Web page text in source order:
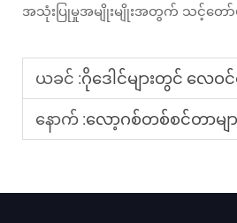
အသုံးပြုမှုအမျိုးမျိုးအတွက် သင့်တေ
ယခင် :ဂိုဒေါင်များတွင် လေဝင်လေထွက်ကောင်းစေရန် မည့်သ
နောက် :လော့ဂစ်တစ်စင်တာများတွင် HVLS ပန်ကာများ